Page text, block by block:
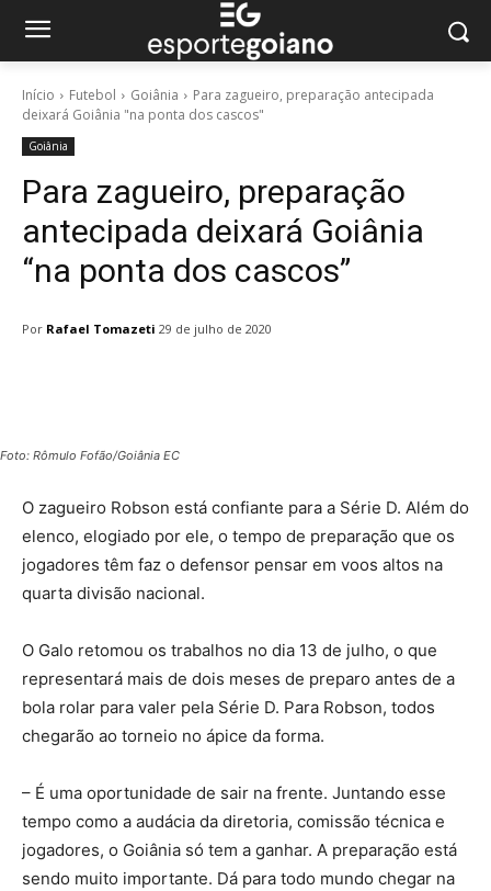
Início Futebol Goiânia
Para zagueiro, preparação antecipada
deixará Goiânia "na ponta dos cascos"
Goiânia
Para zagueiro, preparação
antecipada deixará Goiânia
“na ponta dos cascos”
Por Rafael Tomazeti 29 de julho de 2020
Foto: Rômulo Fofão/Goiânia EC
O zagueiro Robson está confiante para a Série D. Além do
elenco, elogiado por ele, o tempo de preparação que os
jogadores têm faz o defensor pensar em voos altos na
quarta divisão nacional.
O Galo retomou os trabalhos no dia 13 de julho, o que
representará mais de dois meses de preparo antes de a
bola rolar para valer pela Série D. Para Robson, todos
chegarão ao torneio no ápice da forma.
– É uma oportunidade de sair na frente. Juntando esse
tempo como a audácia da diretoria, comissão técnica e
jogadores, o Goiânia só tem a ganhar. A preparação está
sendo muito importante. Dá para todo mundo chegar na